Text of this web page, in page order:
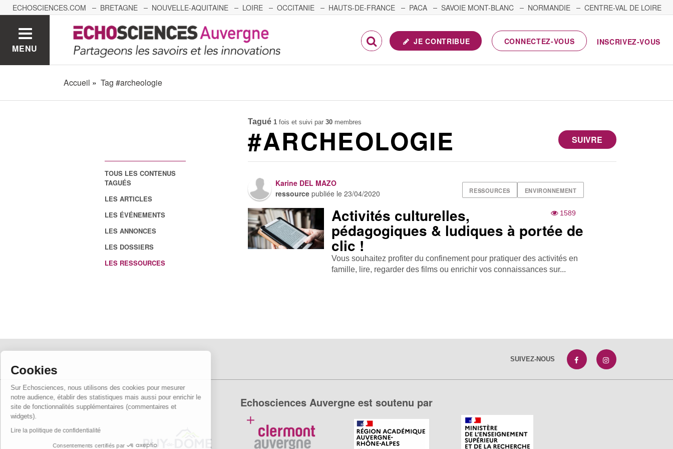
Cookies
Sur Echosciences, nous utilisons des cookies pour mesurer
notre audience, établir des statistiques mais aussi pour enrichir le
site de fonctionnalités supplémentaires (commentaires et
widgets).
Lire la politique de confidentialité
Consentements certifiés par
ECHOSCIENCES.COM BRETAGNE NOUVELLE-AQUITAINE LOIRE OCCITANIE HAUTS-DE-FRANCE PACA SAVOIE MONT-BLANC NORMANDIE
CENTRE-VAL DE LOIRE
GRENOBLE GRAND EST BOURGOGNE-FRANCHE-COMTÉ
MENU
JE CONTRIBUE CONNECTEZ-VOUS INSCRIVEZ-VOUS
Accueil Tag #archeologie
TOUS LES CONTENUS
TAGUÉS
LES ARTICLES
LES ÉVÉNEMENTS
LES ANNONCES
LES DOSSIERS
LES RESSOURCES
Tagué 1 fois et suivi par30 membres
SUIVRE
#ARCHEOLOGIE
RESSOURCES ENVIRONNEMENT
Karine DEL MAZO
ressource publiée le23/04/2020
1589
Activités culturelles,
pédagogiques & ludiques à portée de
clic !
Vous souhaitez profiter du confinement pour pratiquer des activités en
famille, lire, regarder des films ou enrichir vos connaissances sur...
SUIVEZ-NOUS
Echosciences Auvergne est soutenu par